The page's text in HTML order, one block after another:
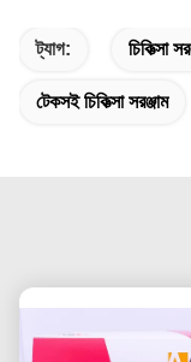
ট্যাগ: চিকিত্সা
টেকসই চিকিত্সা সরঞ্জাম